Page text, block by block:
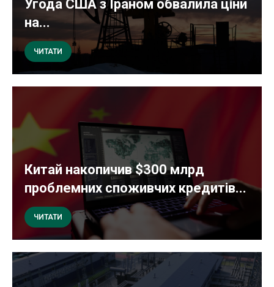
Угода США з Іраном обвалила ціни
на...
ЧИТАТИ
Китай накопичив $300 млрд
проблемних споживчих кредитів...
ЧИТАТИ